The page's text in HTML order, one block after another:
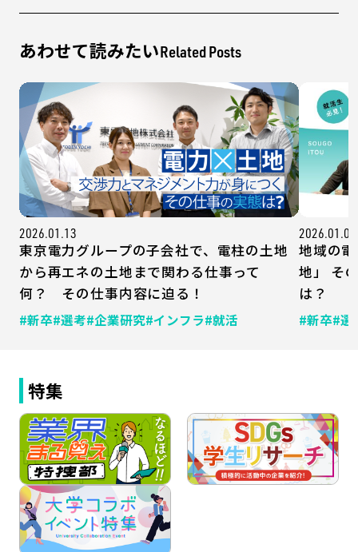
Related Posts
あわせて読みたい
2026.01.13
東京電力グループの子会社で、電柱の土地
から再エネの土地まで関わる仕事って
何？ その仕事内容に迫る！
#新卒#選考#企業研究#インフラ#就活
2026.01.07
地域の
地」 そ
は？
#新卒#選
特集